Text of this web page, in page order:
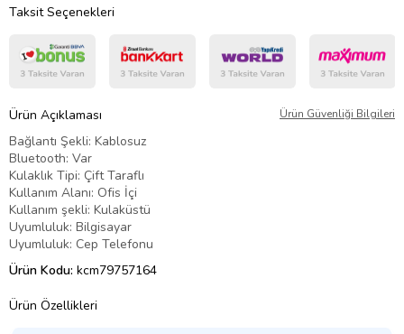
Taksit Seçenekleri
Ürün Açıklaması Ürün Güvenliği Bilgileri
Bağlantı Şekli: Kablosuz
Bluetooth: Var
Kulaklık Tipi: Çift Taraflı
Kullanım Alanı: Ofis İçi
Kullanım şekli: Kulaküstü
Uyumluluk: Bilgisayar
Uyumluluk: Cep Telefonu
Ürün Kodu: kcm79757164
Ürün Özellikleri